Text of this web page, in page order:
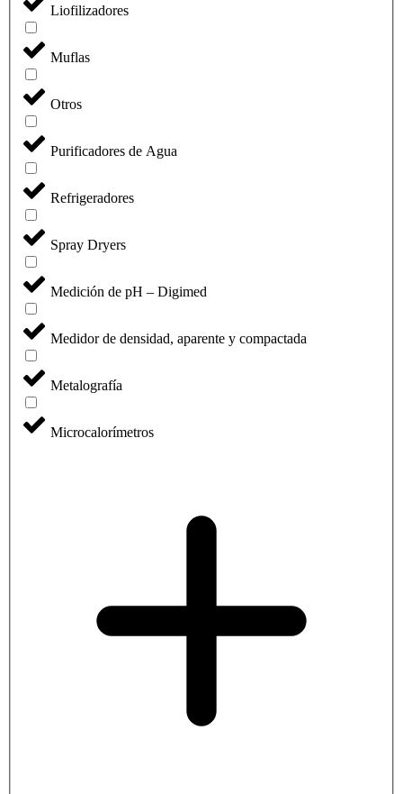
Liofilizadores
Muflas
Otros
Purificadores de Agua
Refrigeradores
Spray Dryers
Medición de pH – Digimed
Medidor de densidad, aparente y compactada
Metalografía
Microcalorímetros